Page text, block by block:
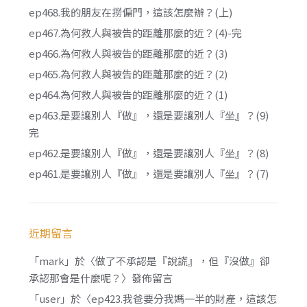
ep468.我的朋友在撈偏門，這該怎麼辦？(上)
ep467.為何救人與被告的距離那麼的近？(4)-完
ep466.為何救人與被告的距離那麼的近？(3)
ep465.為何救人與被告的距離那麼的近？(2)
ep464.為何救人與被告的距離那麼的近？(1)
ep463.是要讓別人『做』，還是要讓別人『坐』？(9)
完
ep462.是要讓別人『做』，還是要讓別人『坐』？(8)
ep461.是要讓別人『做』，還是要讓別人『坐』？(7)
近期留言
「mark 」於〈做了不承認是『說謊』，但『沒做』卻
承認那會是什麼呢？ 〉發佈留言
「user」於〈ep423.我爸要分我媽一半的財產，這該怎